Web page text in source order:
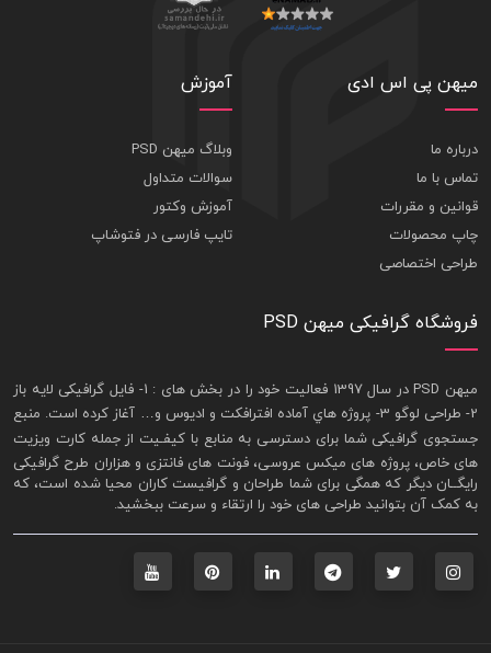
میهن پی اس ادی
درباره ما
تماس با ما
قوانین و مقررات
چاپ محصولات
طراحی اختصاصی
آموزش
وبلاگ میهن PSD
سوالات متداول
آموزش وکتور
تایپ فارسی در فتوشاپ
فروشگاه گرافیکی میهن PSD
ميهن PSD در سال 1397 فعاليت خود را در بخش های : 1-
فايل گرافيکی لايه باز
2- طراحی لوگو 3- پروژه هاي آماده افترافکت و اديوس و… آغاز کرده است. منبع
جستجوی گرافيکی شما برای دسترسی به منابع با کيفـيت از جملهکارت ويزيت
های خاص، پروژه های ميکس عروسی، فونت های فانتزی و هزاران طرح گرافیکی
رايگــان ديگر که همگی برای شما طراحان و گرافيست کاران محيا شده است، که
به کمک آن بتوانيد طراحی های خود را ارتقاء و سرعت ببخشيد.